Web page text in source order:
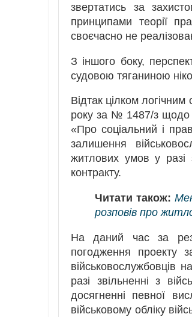
звертатись за
принципами теорії
своєчасно не
З іншого боку,
судовою тяганиною
Відтак цілком
року за № 1487/з щодо
«Про соціальний і
залишення
житлових умов у разі
контракту.
Читати також:
розповів про
На даний час за
погодження проекту
військовослужбовців
разі звільненні з
досягненні певної
військовому обліку